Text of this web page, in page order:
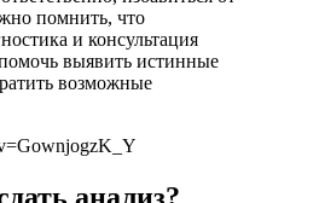
помнить, что
и консультация
выявить истинные
возможные